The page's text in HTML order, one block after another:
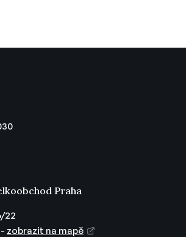
Praha
22
zobrazit na mapě